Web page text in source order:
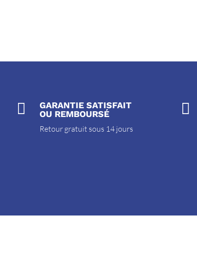

GARANTIE SATISFAIT
OU REMBOURSÉ
Retour gratuit sous 14 jours
